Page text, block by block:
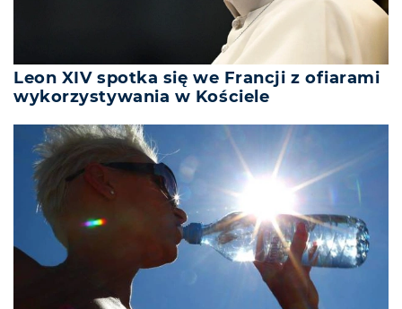
Leon XIV spotka się we Francji z ofiarami
wykorzystywania w Kościele